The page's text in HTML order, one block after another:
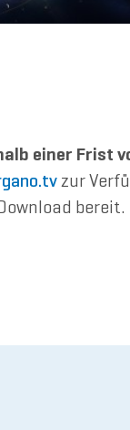
einer Frist
zur
bereit.